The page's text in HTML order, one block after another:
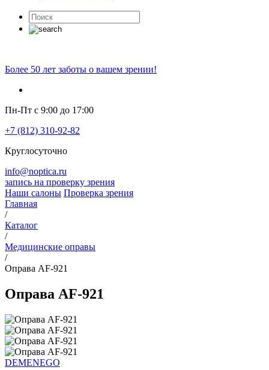
Более 50 лет заботы о вашем зрении!
Пн-Пт с 9:00 до 17:00
+7 (812) 310-92-82
Круглосуточно
info@noptica.ru
запись на проверку зрения
Наши салоны Проверка зрения
Главная
/
Каталог
/
Медицинские оправы
/
Оправа AF-921
Оправа AF-921
DEMENEGO